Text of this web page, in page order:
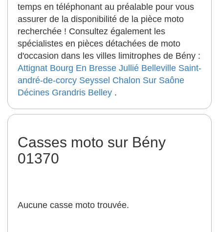
temps en téléphonant au préalable pour vous
assurer de la disponibilité de la pièce moto
recherchée ! Consultez également les
spécialistes en pièces détachées de moto
d'occasion dans les villes limitrophes de Bény :
Attignat Bourg En Bresse Jullié Belleville Saint-
andré-de-corcy Seyssel Chalon Sur Saône
Décines Grandris Belley .
Casses moto sur Bény
01370
Aucune casse moto trouvée.